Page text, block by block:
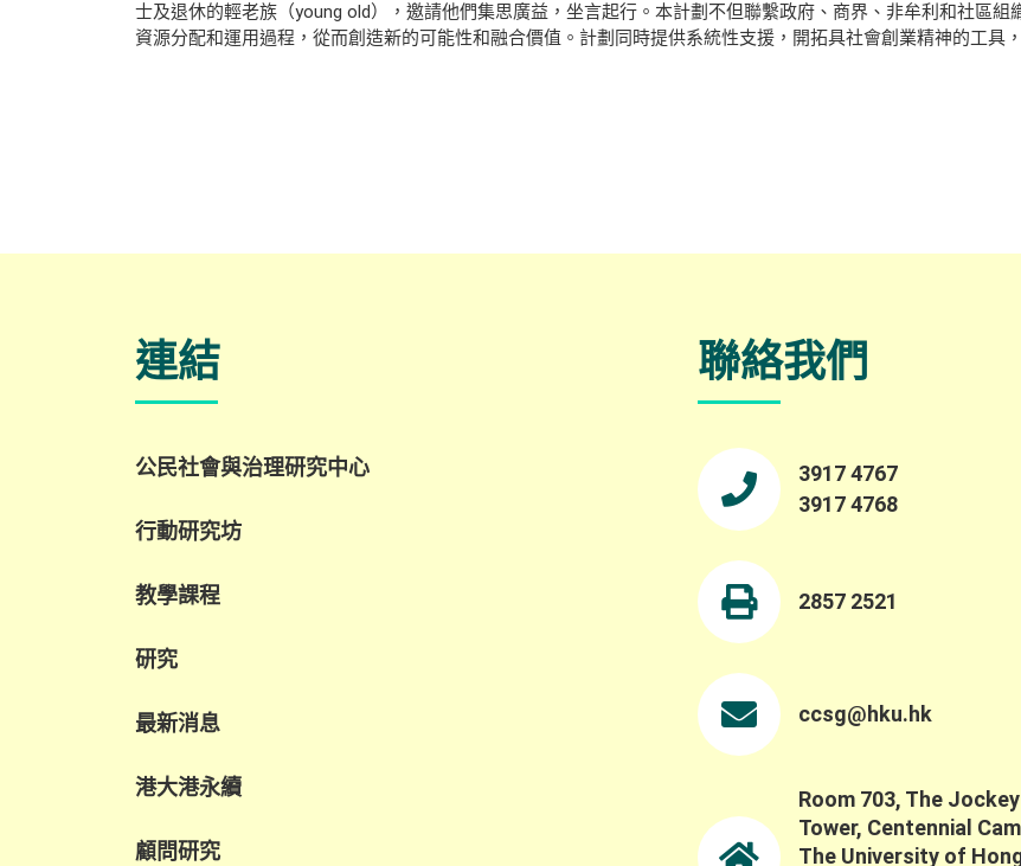
士及退休的輕老族（young old），邀請他們集思廣益，坐言起行。本計劃不但聯繫政府、商界、非牟利和社區
資源分配和運用過程，從而創造新的可能性和融合價值。計劃同時提供系統性支援，開拓具社會創業精神的工具
連結
公民社會與治理研究中心
行動研究坊
教學課程
研究
最新消息
港大港永續
顧問研究
聯絡我們
3917 4767
3917 4768
2857 2521
ccsg@hku.hk
Room 703, The
Tower, Centennial
The University of